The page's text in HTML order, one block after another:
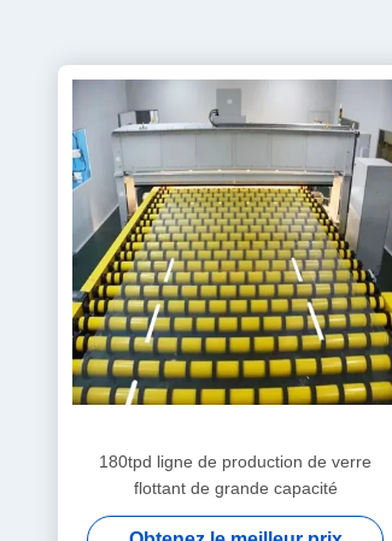
180tpd ligne de production de verre
flottant de grande capacité